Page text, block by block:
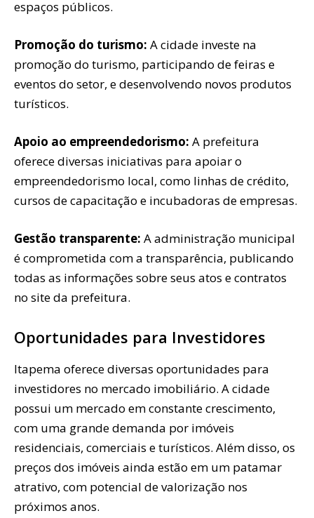
espaços públicos.
Promoção do turismo: A cidade investe na
promoção do turismo, participando de feiras e
eventos do setor, e desenvolvendo novos produtos
turísticos.
Apoio ao empreendedorismo: A prefeitura
oferece diversas iniciativas para apoiar o
empreendedorismo local, como linhas de crédito,
cursos de capacitação e incubadoras de empresas.
Gestão transparente: A administração municipal
é comprometida com a transparência, publicando
todas as informações sobre seus atos e contratos
no site da prefeitura.
Oportunidades para Investidores
Itapema oferece diversas oportunidades para
investidores no mercado imobiliário. A cidade
possui um mercado em constante crescimento,
com uma grande demanda por imóveis
residenciais, comerciais e turísticos. Além disso, os
preços dos imóveis ainda estão em um patamar
atrativo, com potencial de valorização nos
próximos anos.